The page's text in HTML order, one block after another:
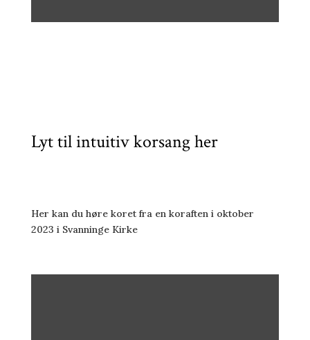
Lyt til intuitiv korsang her
Her kan du høre koret fra en koraften i oktober
2023 i Svanninge Kirke